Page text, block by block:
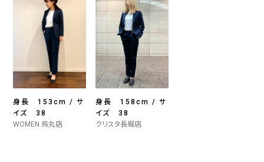
身長 153cm / サ
イズ 38
WOMEN 烏丸店
身長 158cm / サ
イズ 38
クリスタ長堀店